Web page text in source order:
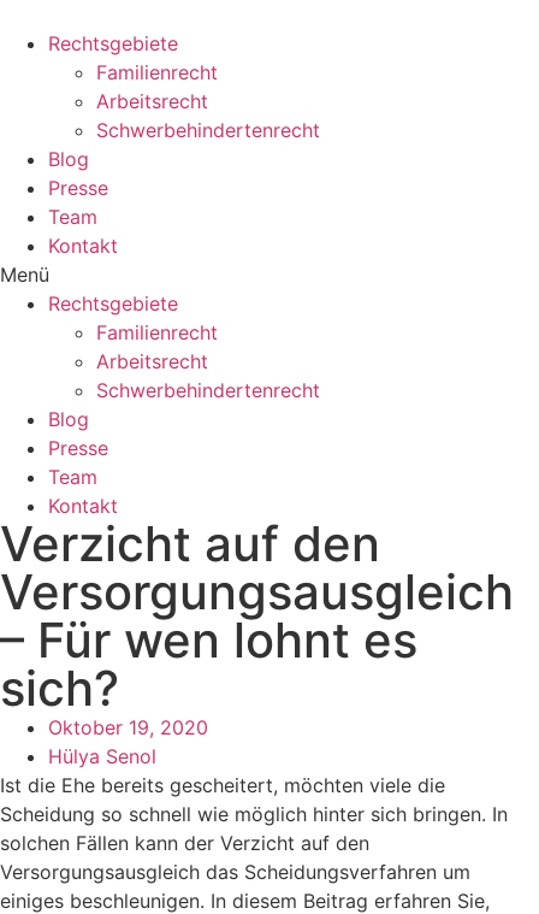
Inhalt
wechseln
Rechtsgebiete
Familienrecht
Arbeitsrecht
Schwerbehindertenrecht
Blog
Presse
Team
Kontakt
Menü
Rechtsgebiete
Familienrecht
Arbeitsrecht
Schwerbehindertenrecht
Blog
Presse
Team
Kontakt
Verzicht auf den
Versorgungsausgleich
– Für wen lohnt es
sich?
Oktober 19, 2020
Hülya Senol
Ist die Ehe bereits gescheitert, möchten viele die
Scheidung so schnell wie möglich hinter sich bringen. In
solchen Fällen kann der Verzicht auf den
Versorgungsausgleich das Scheidungsverfahren um
einiges beschleunigen. In diesem Beitrag erfahren Sie,